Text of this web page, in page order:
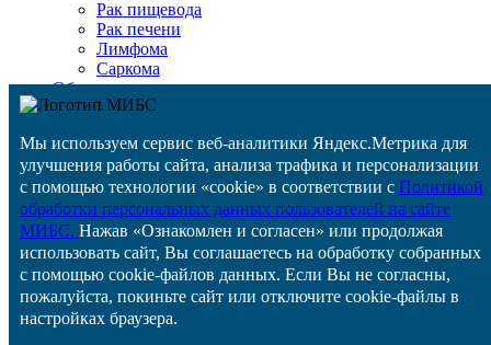
Рак пищевода
Рак печени
Лимфома
Саркома
Оборудование
Детская онкология
Цены
ВМП
Задать вопрос
Специалистам
Контакты
Отзывы
Отзывы
Оставить отзыв
История строительства
Мы используем сервис веб-аналитики Яндекс.Метрика для
улучшения работы сайта, анализа трафика и персонализации
с помощью технологии «cookie» в соответствии с Политикой
обработки персональных данных пользователей на сайте
МИБС. Нажав «Ознакомлен и согласен» или продолжая
использовать сайт, Вы соглашаетесь на обработку собранных
с помощью cookie-файлов данных. Если Вы не согласны,
пожалуйста, покиньте сайт или отключите cookie-файлы в
настройках браузера.